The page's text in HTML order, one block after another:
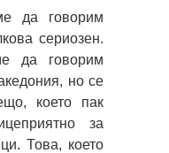
да говорим
сериозен.
да говорим
но се
което пак
за
Това, което